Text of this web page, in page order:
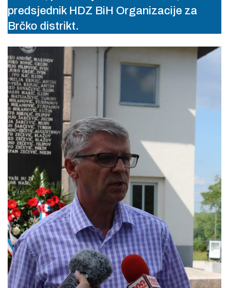
predsjednik HDZ BiH Organizacije za
Brčko distrikt.